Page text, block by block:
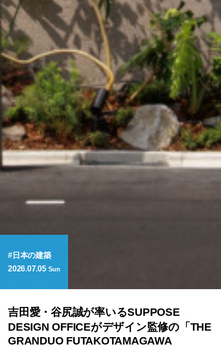
日本の建築
2026.07.05 Sun
吉田愛・谷尻誠が率いるSUPPOSE
DESIGN OFFICEがデザイン監修の「THE
GRANDUO FUTAKOTAMAGAWA